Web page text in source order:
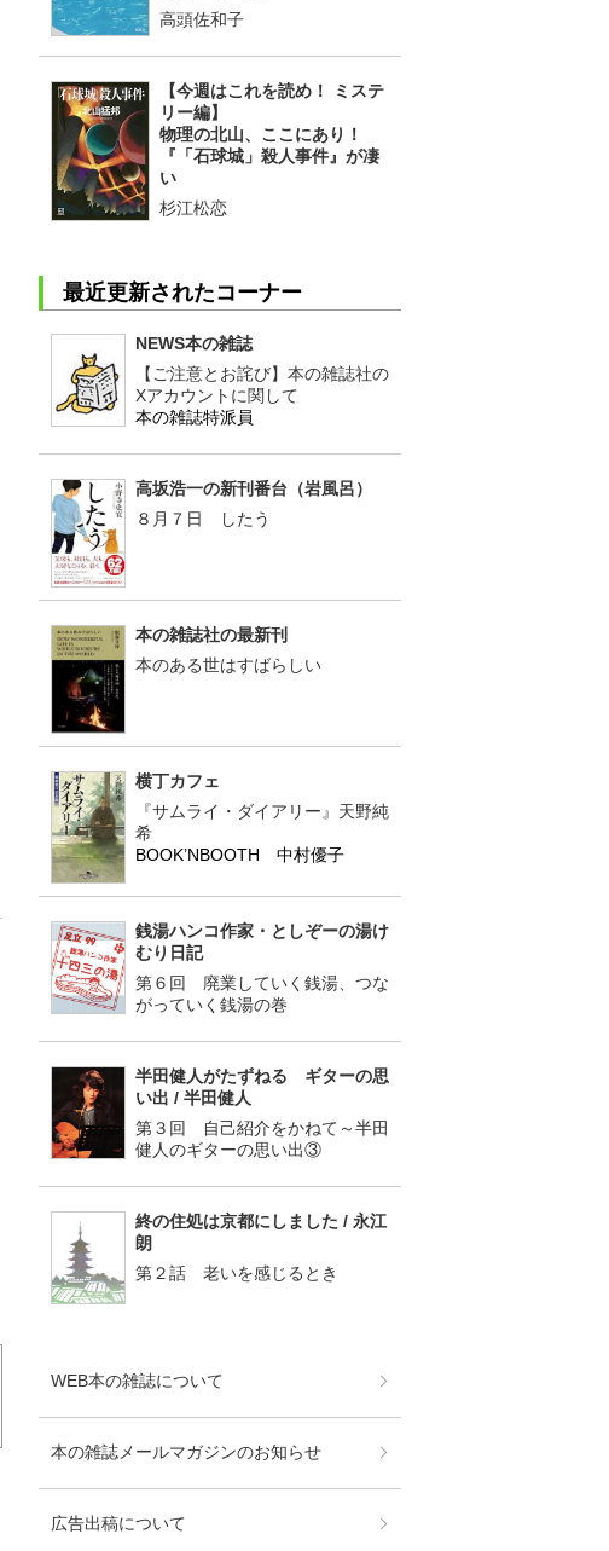
高頭佐和子
【今週はこれを読め！ ミステ
リー編】
物理の北山、ここにあり！
『「石球城」殺人事件』が凄
い
杉江松恋
最近更新されたコーナー
NEWS本の雑誌
【ご注意とお詫び】本の雑誌社の
Xアカウントに関して
本の雑誌特派員
高坂浩一の新刊番台（岩風呂）
８月７日 したう
本の雑誌社の最新刊
本のある世はすばらしい
横丁カフェ
『サムライ・ダイアリー』天野純
希
BOOK’NBOOTH 中村優子
銭湯ハンコ作家・としぞーの湯け
むり日記
第６回 廃業していく銭湯、つな
がっていく銭湯の巻
半田健人がたずねる ギターの思
い出 / 半田健人
第３回 自己紹介をかねて～半田
健人のギターの思い出③
終の住処は京都にしました / 永江
朗
第２話 老いを感じるとき
WEB本の雑誌について
本の雑誌メールマガジンのお知らせ
広告出稿について